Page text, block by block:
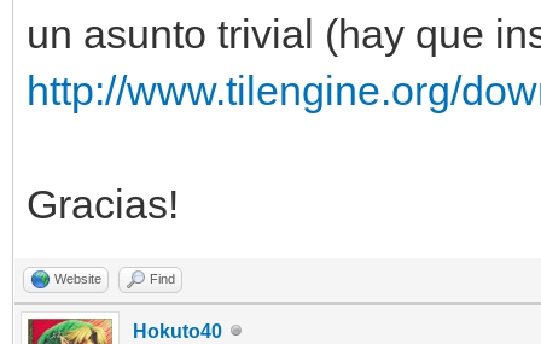
un asunto trivial (hay que
http://www.tilengine.org/
Gracias!
Website Find
Hokuto40